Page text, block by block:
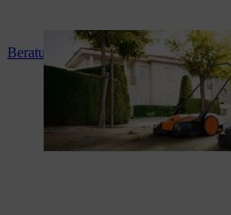
Beratung und Produkteinweisung